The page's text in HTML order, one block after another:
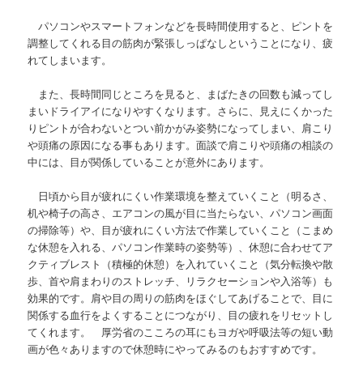
パソコンやスマートフォンなどを長時間使用すると、ピントを
調整してくれる目の筋肉が緊張しっぱなしということになり、疲
れてしまいます。
また、長時間同じところを見ると、まばたきの回数も減ってし
まいドライアイになりやすくなります。さらに、見えにくかった
りピントが合わないとつい前かがみ姿勢になってしまい、肩こり
や頭痛の原因になる事もあります。面談で肩こりや頭痛の相談の
中には、目が関係していることが意外にあります。
日頃から目が疲れにくい作業環境を整えていくこと（明るさ、
机や椅子の高さ、エアコンの風が目に当たらない、パソコン画面
の掃除等）や、目が疲れにくい方法で作業していくこと（こまめ
な休憩を入れる、パソコン作業時の姿勢等）、休憩に合わせてア
クティブレスト（積極的休憩）を入れていくこと（気分転換や散
歩、首や肩まわりのストレッチ、リラクセーションや入浴等）も
効果的です。肩や目の周りの筋肉をほぐしてあげることで、目に
関係する血行をよくすることにつながり、目の疲れをリセットし
てくれます。 厚労省のこころの耳にもヨガや呼吸法等の短い動
画が色々ありますので休憩時にやってみるのもおすすめです。